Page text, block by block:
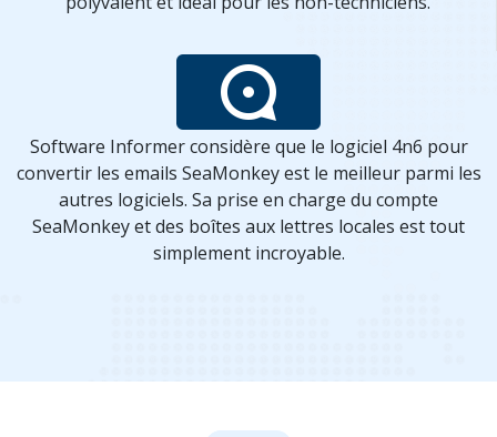
Software Informer considère que le logiciel 4n6 pour
convertir les emails SeaMonkey est le meilleur parmi les
autres logiciels. Sa prise en charge du compte
SeaMonkey et des boîtes aux lettres locales est tout
simplement incroyable.